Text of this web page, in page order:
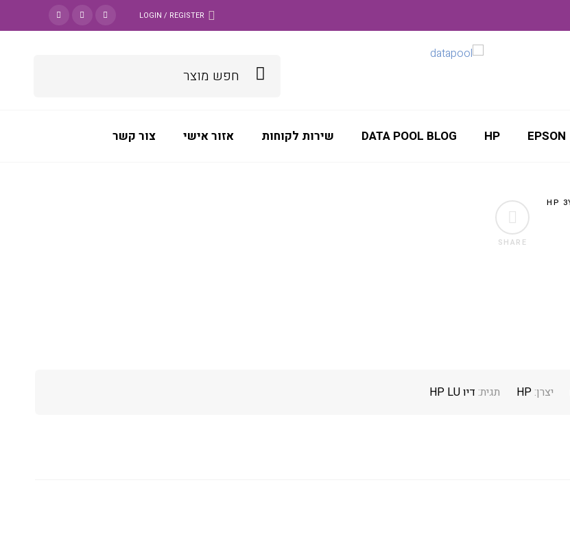
LOGIN / REGISTER
EPSON
HP
DATA POOL BLOG שירות לקוחות אזור אישי צור קשר
SHARE
יצרן: HP תגית: דיו HP LU